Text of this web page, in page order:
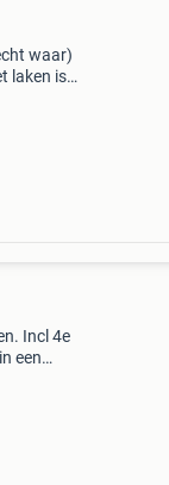
waar)
laken is
Incl 4e
een